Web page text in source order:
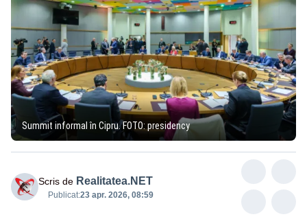
Summit informal în Cipru. FOTO: presidency
Scris de Realitatea.NET
Publicat:23 apr. 2026, 08:59